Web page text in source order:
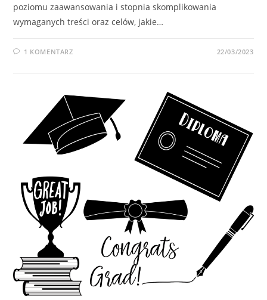
poziomu zaawansowania i stopnia skomplikowania
wymaganych treści oraz celów, jakie…
1 KOMENTARZ 22/03/2023